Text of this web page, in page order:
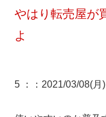
やはり転売屋が
よ
5 ： ：2021/03/08(